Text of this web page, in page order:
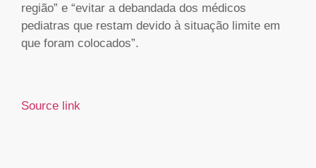
região” e “evitar a debandada dos médicos
pediatras que restam devido à situação limite em
que foram colocados”.
Source link